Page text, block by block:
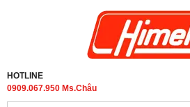
HOTLINE
0909.067.950 Ms.Châu